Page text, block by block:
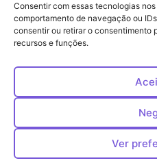
Consentir com essas tecnologias
comportamento de navegação ou
consentir ou retirar o consentimento
recursos e funções.
Ver
Veros – Hospital